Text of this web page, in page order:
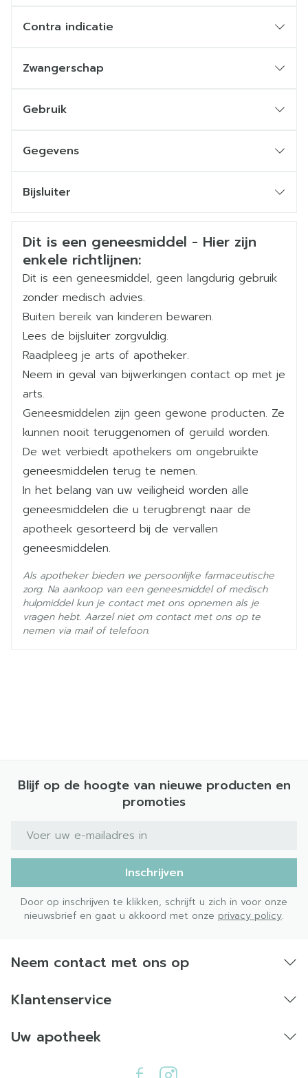
Geneesmiddelen die de systemische bloeddruk
doen dalen
Contra indicatie
Zwangerschap
Borstvoeding
Vruchtbaarheid
Gebruik
Aanbevolen dosis: 100 mg
Min. 50 mg en max. 200 mg
eenmaal daags.
Ongeveer 15 tot 30 minuten vóór de seksuele
activiteit in te nemen.
Als het geneesmiddel wordt ingenomen met
voedsel, kan het langer duren voordat het werkt
dan wanneer het middel in nuchtere toestand
wordt ingenome
Seksuele stimulatie is nodig om een reactie op de
behandeling te krijgen
Gegevens
Merken Menarini
Breedte 53 mm
Lengte 85 mm
Diepte 38 mm
Hoeveelheid
Verpakking
12
Actieve
Ingrediënten
avanafil
Behoud
Kamertemperatuur (15°C -
25°C)
Bijsluiter
Duits
Frans Frans
Veiligheidsinformatie
Dit is een geneesmiddel - Hier zijn
enkele richtlijnen:
Dit is een geneesmiddel, geen langdurig gebruik
zonder medisch advies.
Buiten bereik van kinderen bewaren.
Lees de bijsluiter zorgvuldig.
Raadpleeg je arts of apotheker.
Neem in geval van bijwerkingen contact op met je
arts.
Geneesmiddelen zijn geen gewone producten. Ze
kunnen nooit teruggenomen of geruild worden.
De wet verbiedt apothekers om ongebruikte
geneesmiddelen terug te nemen.
In het belang van uw veiligheid worden alle
geneesmiddelen die u terugbrengt naar de
apotheek gesorteerd bij de vervallen
geneesmiddelen.
Als apotheker bieden we persoonlijke farmaceutische
zorg. Na aankoop van een geneesmiddel of medisch
hulpmiddel kun je contact met ons opnemen als je
vragen hebt. Aarzel niet om contact met ons op te
nemen via mail of telefoon.
Blijf op de hoogte van nieuwe producten en
promoties
E-mail adres
Inschrijven
Door op inschrijven te klikken, schrijft u zich in voor onze
nieuwsbrief en gaat u akkoord met onze privacy policy.
Neem contact met ons op
Klantenservice
Uw apotheek